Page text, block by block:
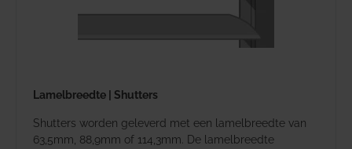
Lamelbreedte | Shutters
Shutters worden geleverd met een lamelbreedte van
63,5mm, 88,9mm of 114,3mm. De lamelbreedte